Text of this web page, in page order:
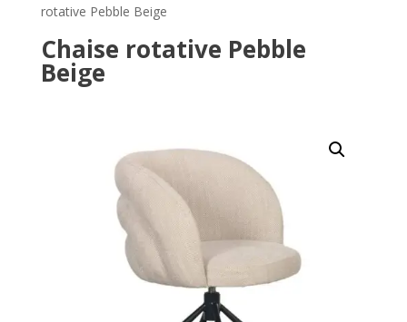
rotative Pebble Beige
Chaise rotative Pebble
Beige